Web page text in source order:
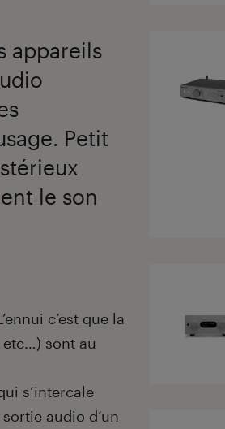
appareils
Petit
le son
c’est que la
etc…) sont au
s’intercale
audio d’un